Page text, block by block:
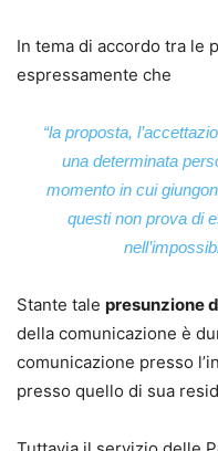
In tema di accordo tra le
espressamente che
“la proposta,
una determinata
momento in cui
questi non prova di
Stante tale presunzione
della comunicazione è
comunicazione presso
presso quello di sua